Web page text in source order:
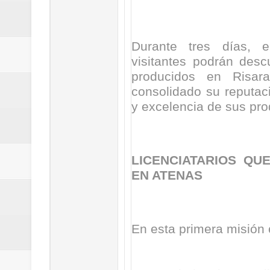
ReGionetNoticias /
acciones que impactan a más de
ReGioNetNoticias- MEDELLIN /
ReGionetNoticias / REPORTE
Regionetnoticias / En solo dos
Durante tres días,
visitantes podrán
producidos en
consolidado su
y excelencia de sus
LICENCIATARIOS
EN ATENAS
En esta primera misión